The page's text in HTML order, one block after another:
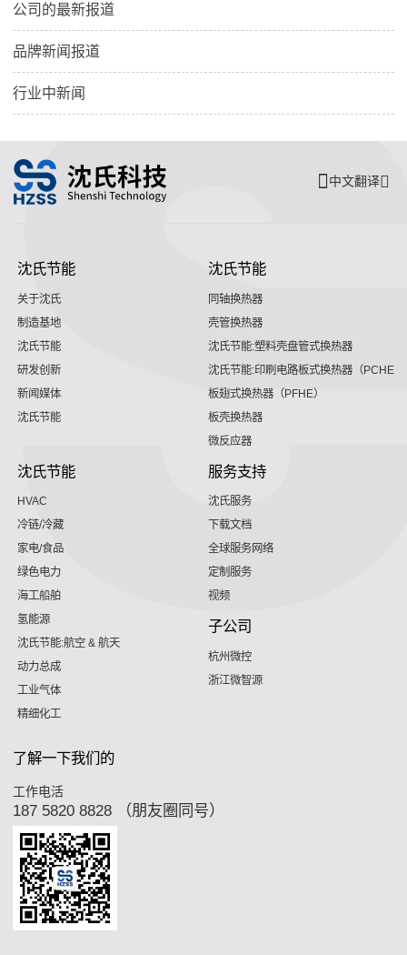
公司的最新报道
品牌新闻报道
行业中新闻
中文翻译
沈氏节能
关于沈氏
制造基地
沈氏节能
研发创新
新闻媒体
沈氏节能
沈氏节能
同轴换热器
壳管换热器
沈氏节能:塑料壳盘管式换热器
沈氏节能:印刷电路板式换热器（PCHE）
板翅式换热器（PFHE）
板壳换热器
微反应器
沈氏节能
HVAC
冷链/冷藏
家电/食品
绿色电力
海工船舶
氢能源
沈氏节能:航空 & 航天
动力总成
工业气体
精细化工
服务支持
沈氏服务
下载文档
全球服务网络
定制服务
视频
子公司
杭州微控
浙江微智源
了解一下我们的
工作电活
187 5820 8828 （朋友圈同号）